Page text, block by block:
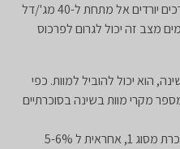
להתפתח בהמשך למצב שבו כשהערכים יורדים אל מתחת ל-40 מג'/דל
מצב זה יכול לגרום לפרכוס
הוא יכול להוביל למוות. כפי
מקרי מוות בשינה בסוכרתיים
תסמונת זו של "מוות בשינה" בחולי סוכרת מסוג 1, אחראית ל 5-6%